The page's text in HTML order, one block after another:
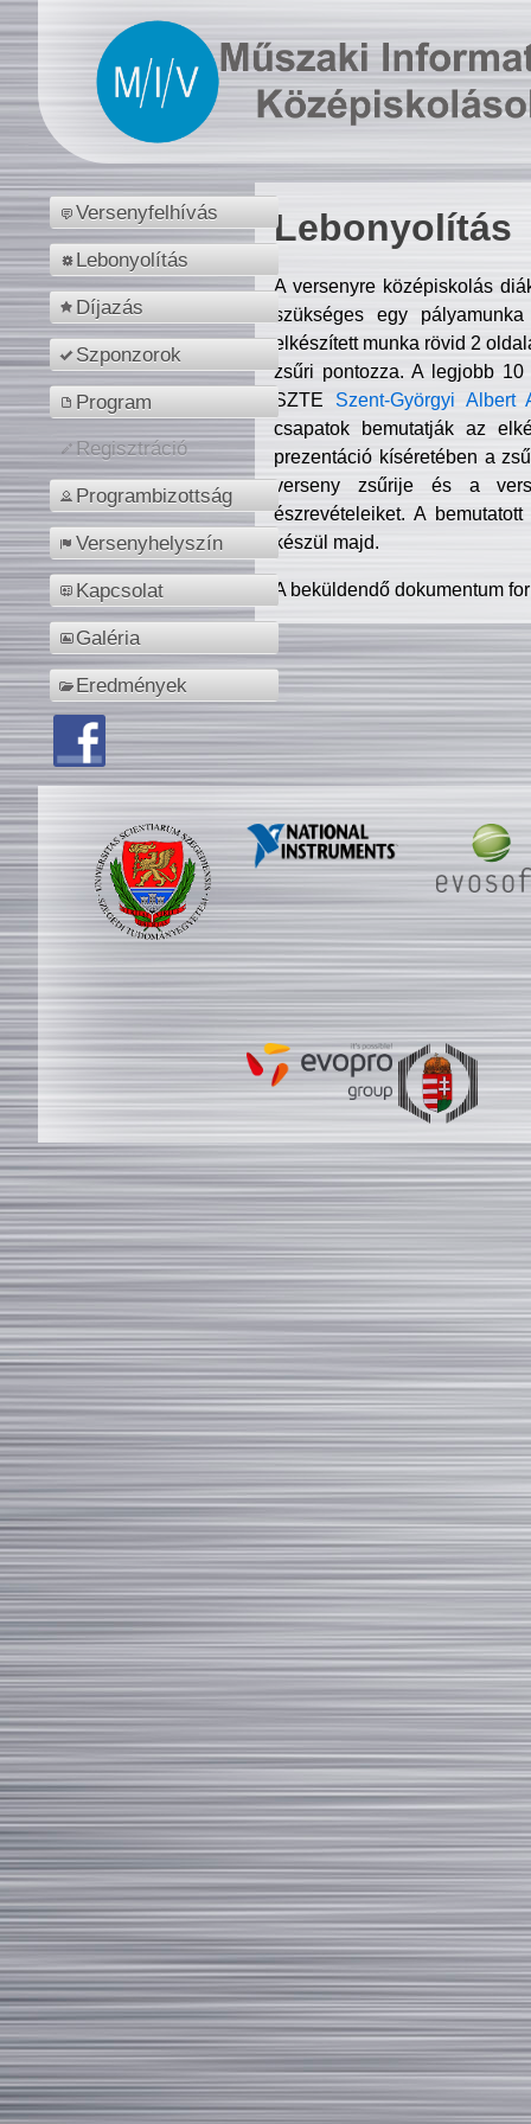
Versenyfelhívás
Lebonyolítás
Díjazás
Szponzorok
Program
Regisztráció
Programbizottság
Versenyhelyszín
Kapcsolat
Galéria
Eredmények
Lebonyolítás
A versenyre középiskolás
szükséges egy
elkészített munka rövid 2
zsűri pontozza. A legjobb
SZTE Szent-Györgyi Albert
csapatok bemutatják az
prezentáció kíséretében a
verseny zsűrije és a
észrevételeiket. A
készül majd.
A beküldendő dokumentum